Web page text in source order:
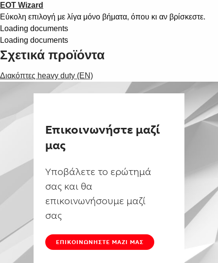
EOT Wizard
Εύκολη επιλογή με λίγα μόνο βήματα, όπου κι αν βρίσκεστε.
Loading documents
Loading documents
Σχετικά προϊόντα
Διακόπτες heavy duty (EN)
Επικοινωνήστε μαζί
μας
Υποβάλετε το ερώτημά
σας και θα
επικοινωνήσουμε μαζί
σας
ΕΠΙΚΟΙΝΩΝΉΣΤΕ ΜΑΖΊ ΜΑΣ